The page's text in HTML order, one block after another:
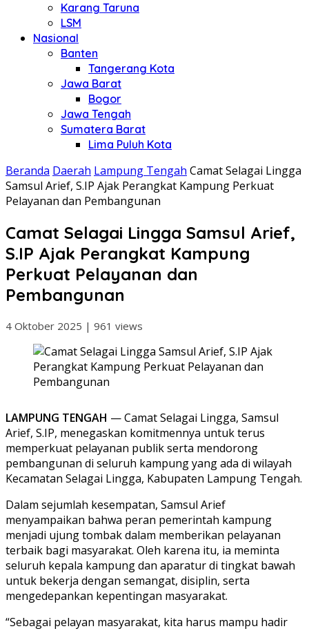
Karang Taruna
LSM
Nasional
Banten
Tangerang Kota
Jawa Barat
Bogor
Jawa Tengah
Sumatera Barat
Lima Puluh Kota
Beranda Daerah Lampung Tengah Camat Selagai Lingga
Samsul Arief, S.IP Ajak Perangkat Kampung Perkuat
Pelayanan dan Pembangunan
Camat Selagai Lingga Samsul Arief,
S.IP Ajak Perangkat Kampung
Perkuat Pelayanan dan
Pembangunan
4 Oktober 2025 | 961 views
LAMPUNG TENGAH — Camat Selagai Lingga, Samsul
Arief, S.IP, menegaskan komitmennya untuk terus
memperkuat pelayanan publik serta mendorong
pembangunan di seluruh kampung yang ada di wilayah
Kecamatan Selagai Lingga, Kabupaten Lampung Tengah.
Dalam sejumlah kesempatan, Samsul Arief
menyampaikan bahwa peran pemerintah kampung
menjadi ujung tombak dalam memberikan pelayanan
terbaik bagi masyarakat. Oleh karena itu, ia meminta
seluruh kepala kampung dan aparatur di tingkat bawah
untuk bekerja dengan semangat, disiplin, serta
mengedepankan kepentingan masyarakat.
“Sebagai pelayan masyarakat, kita harus mampu hadir